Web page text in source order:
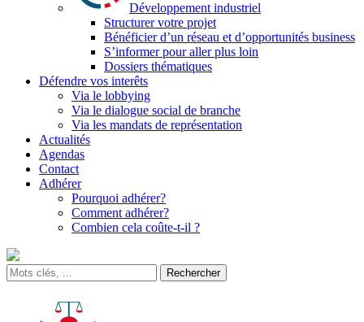
Développement industriel
Structurer votre projet
Bénéficier d’un réseau et d’opportunités business
S’informer pour aller plus loin
Dossiers thématiques
Défendre vos interêts
Via le lobbying
Via le dialogue social de branche
Via les mandats de représentation
Actualités
Agendas
Contact
Adhérer
Pourquoi adhérer?
Comment adhérer?
Combien cela coûte-t-il ?